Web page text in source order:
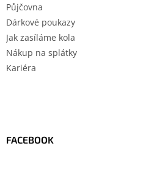
Půjčovna
Dárkové poukazy
Jak zasíláme kola
Nákup na splátky
Kariéra
FACEBOOK